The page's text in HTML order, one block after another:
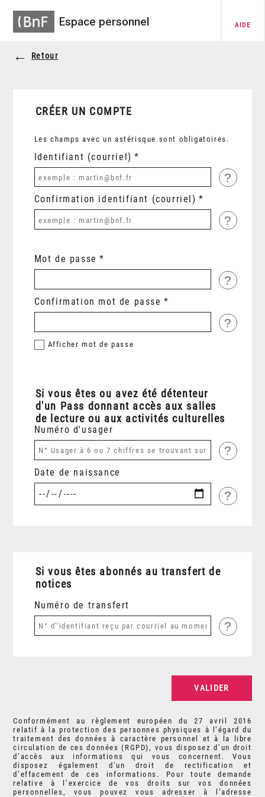
Espace personnel AIDE
Retour
CRÉER UN COMPTE
Les champs avec un astérisque sont obligatoires.
Identifiant (courriel)
?
Confirmation identifiant (courriel)
?
Mot de passe
?
Confirmation mot de passe
?
Afficher mot de passe
Si vous êtes ou avez été détenteur
d'un Pass donnant accès aux salles
de lecture ou aux activités culturelles
Numéro d'usager
?
Date de naissance
?
Si vous êtes abonnés au transfert de
notices
Numéro de transfert
?
Conformément au règlement européen du 27 avril 2016
relatif à la protection des personnes physiques à l’égard du
traitement des données à caractère personnel et à la libre
circulation de ces données (RGPD), vous disposez d’un droit
d’accès aux informations qui vous concernent. Vous
disposez également d’un droit de rectification et
d’effacement de ces informations. Pour toute demande
relative à l’exercice de vos droits sur vos données
personnelles, vous pouvez vous adresser à l’adresse